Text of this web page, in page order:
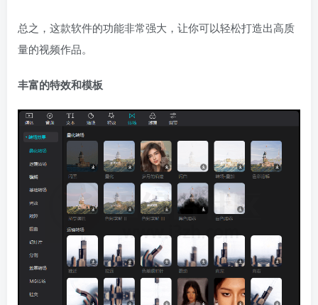
总之，这款软件的功能非常强大，让你可以轻松打造出高质
量的视频作品。
丰富的特效和模板